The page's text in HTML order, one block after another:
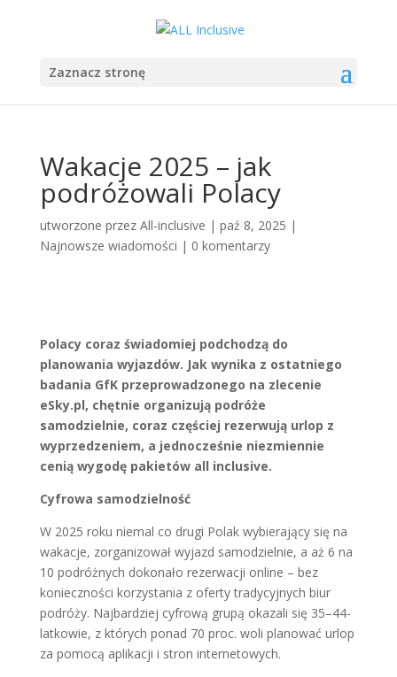
Zaznacz stronę
Wakacje 2025 – jak
podróżowali Polacy
utworzone przez All-inclusive | paź 8, 2025 |
Najnowsze wiadomości | 0 komentarzy
Polacy coraz świadomiej podchodzą do
planowania wyjazdów. Jak wynika z ostatniego
badania GfK przeprowadzonego na zlecenie
eSky.pl, chętnie organizują podróże
samodzielnie, coraz częściej rezerwują urlop z
wyprzedzeniem, a jednocześnie niezmiennie
cenią wygodę pakietów all inclusive.
Cyfrowa samodzielność
W 2025 roku niemal co drugi Polak wybierający się na
wakacje, zorganizował wyjazd samodzielnie, a aż 6 na
10 podróżnych dokonało rezerwacji online – bez
konieczności korzystania z oferty tradycyjnych biur
podróży. Najbardziej cyfrową grupą okazali się 35–44-
latkowie, z których ponad 70 proc. woli planować urlop
za pomocą aplikacji i stron internetowych.